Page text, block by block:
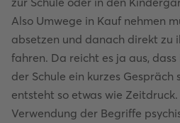
Also Umwege in Kauf nehmen
absetzen und danach direkt zu
fahren. Da reicht es ja aus,
der Schule ein kurzes
entsteht so etwas wie Zeitdruck.
Verwendung der Begriffe